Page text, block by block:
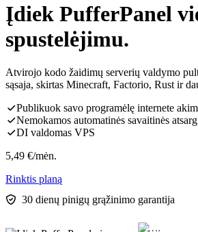
Įdiek PufferPanel
spustelėjimu.
Atvirojo kodo žaidimų serverių valdymo
sąsaja, skirtas Minecraft, Factorio, Rust ir
Publikuok savo programėlę internete
Nemokamos automatinės savaitinės
DI valdomas VPS
5,49 €/mėn.
Rinktis planą
30 dienų pinigų grąžinimo garantija